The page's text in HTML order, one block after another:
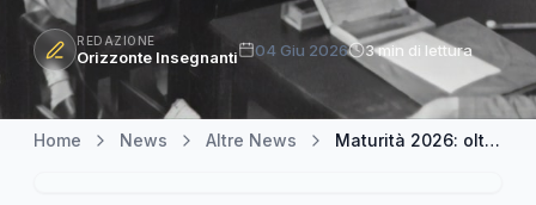
REDAZIONE
Orizzonte Insegnanti 04 Giu 2026 3 min di lettura
Home News Altre News Maturità 2026: oltre 527.000 studenti al via, licei al comando con 273.854 candidati